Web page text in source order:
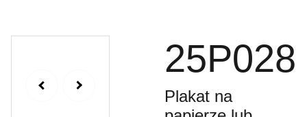
25P028
Plakat na